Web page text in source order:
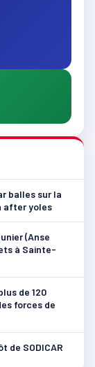
balles sur la
after yoles
(Anse
à Sainte-
de 120
forces de
de SODICAR